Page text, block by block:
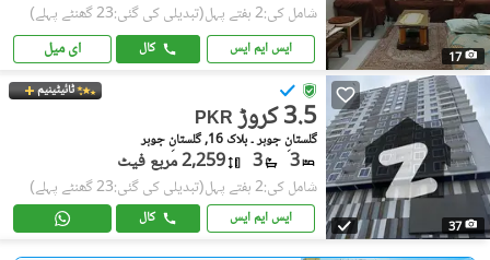
17
شامل کی:2 ہفتے پہل (تبدیلی کی گئی:23 گھنٹے پہلے)
ایس ایم ایس کال ای میل
37
ٹائیٹینیم
PKR 3.5 کروڑ
گلستانِِ جوہر ۔ بلاک 16, گلستانِ جوہر
3
3 2,259 مربع فیٹ
شامل کی:2 ہفتے پہل (تبدیلی کی گئی:23 گھنٹے پہلے)
ایس ایم ایس کال